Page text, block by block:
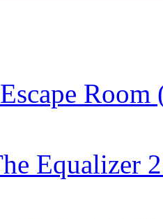
Room
Equalizer